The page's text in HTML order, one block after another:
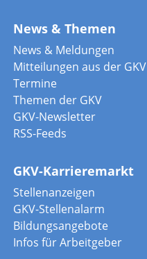
News & Themen
News & Meldungen
Mitteilungen aus der GKV
Termine
Themen der GKV
GKV-Newsletter
RSS-Feeds
GKV-Karrieremarkt
Stellenanzeigen
GKV-Stellenalarm
Bildungsangebote
Infos für Arbeitgeber